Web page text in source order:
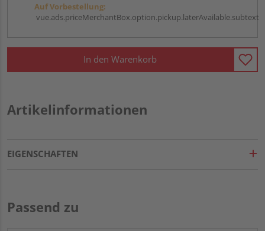
Auf Vorbestellung:
vue.ads.priceMerchantBox.option.pickup.laterAvailable.subtext
In den Warenkorb
Artikelinformationen
EIGENSCHAFTEN
Passend zu